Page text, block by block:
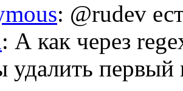
: @rudev
: А как через
удалить первый